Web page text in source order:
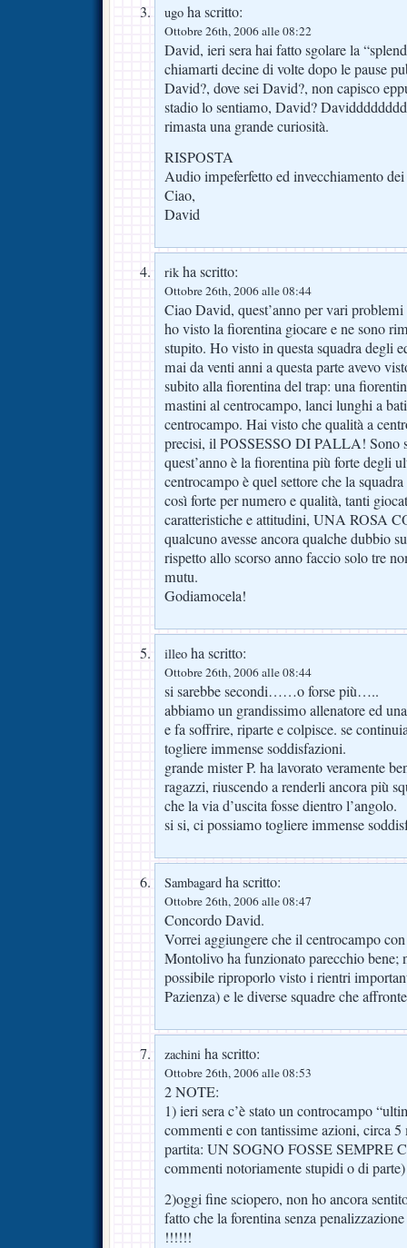
ugo ha scritto:
Ottobre 26th, 2006 alle 08:22
David, ieri sera hai fatto sgolare la
chiamarti decine di volte dopo le pause
David?, dove sei David?, non capisco
stadio lo sentiamo, David?
rimasta una grande curiosità.
RISPOSTA
Audio impeferfetto ed invecchiamento
Ciao,
David
rik ha scritto:
Ottobre 26th, 2006 alle 08:44
Ciao David, quest’anno per vari
ho visto la fiorentina giocare e ne sono
stupito. Ho visto in questa squadra degli
mai da venti anni a questa parte avevo
subito alla fiorentina del trap: una
mastini al centrocampo, lanci lunghi a
centrocampo. Hai visto che qualità a
precisi, il POSSESSO DI PALLA! Sono
quest’anno è la fiorentina più forte degli
centrocampo è quel settore che la
così forte per numero e qualità, tanti
caratteristiche e attitudini, UNA ROSA
qualcuno avesse ancora qualche dubbio
rispetto allo scorso anno faccio solo tre
mutu.
Godiamocela!
illeo ha scritto:
Ottobre 26th, 2006 alle 08:44
si sarebbe secondi……o forse più…..
abbiamo un grandissimo allenatore ed
e fa soffrire, riparte e colpisce. se
togliere immense soddisfazioni.
grande mister P. ha lavorato veramente
ragazzi, riuscendo a renderli ancora più
che la via d’uscita fosse dientro l’angolo.
si si, ci possiamo togliere immense
Sambagard ha scritto:
Ottobre 26th, 2006 alle 08:47
Concordo David.
Vorrei aggiungere che il centrocampo
Montolivo ha funzionato parecchio bene;
possibile riproporlo visto i rientri
Pazienza) e le diverse squadre che
zachini ha scritto:
Ottobre 26th, 2006 alle 08:53
2 NOTE:
1) ieri sera c’è stato un controcampo
commenti e con tantissime azioni, circa
partita: UN SOGNO FOSSE SEMPRE
commenti notoriamente stupidi o di parte)
2)oggi fine sciopero, non ho ancora
fatto che la forentina senza
!!!!!!